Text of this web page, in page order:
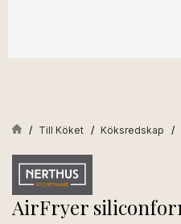
Till Köket Köksredskap
AirFryer